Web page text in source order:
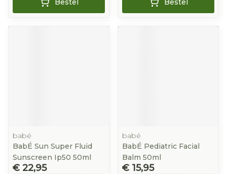
Bestel Bestel
babé
BabÉ Sun Super Fluid
Sunscreen Ip50 50ml
€ 22,95
babé
BabÉ Pediatric Facial
Balm 50ml
€ 15,95